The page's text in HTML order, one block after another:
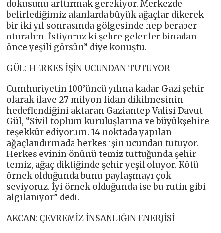
dokusunu arttırmak gerekiyor. Merkezde
belirlediğimiz alanlarda büyük ağaçlar dikerek
bir iki yıl sonrasında gölgesinde hep beraber
oturalım. İstiyoruz ki şehre gelenler binadan
önce yeşili görsün” diye konuştu.
GÜL: HERKES İŞİN UCUNDAN TUTUYOR
Cumhuriyetin 100’üncü yılına kadar Gazi şehir
olarak ilave 27 milyon fidan dikilmesinin
hedeflendiğini aktaran Gaziantep Valisi Davut
Gül, “Sivil toplum kuruluşlarına ve büyükşehire
teşekkür ediyorum. 14 noktada yapılan
ağaçlandırmada herkes işin ucundan tutuyor.
Herkes evinin önünü temiz tuttuğunda şehir
temiz, ağaç diktiğinde şehir yeşil oluyor. Kötü
örnek olduğunda bunu paylaşmayı çok
seviyoruz. İyi örnek olduğunda ise bu rutin gibi
algılanıyor” dedi.
AKCAN: ÇEVREMİZ İNSANLIĞIN ENERJİSİ